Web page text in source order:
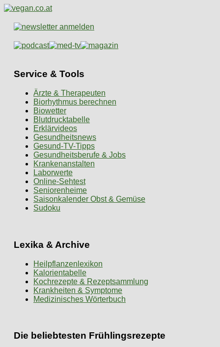
Service & Tools
Ärzte & Therapeuten
Biorhythmus berechnen
Biowetter
Blutdrucktabelle
Erklärvideos
Gesundheitsnews
Gesund-TV-Tipps
Gesundheitsberufe & Jobs
Krankenanstalten
Laborwerte
Online-Sehtest
Seniorenheime
Saisonkalender Obst & Gemüse
Sudoku
Lexika & Archive
Heilpflanzenlexikon
Kalorientabelle
Kochrezepte & Rezeptsammlung
Krankheiten & Symptome
Medizinisches Wörterbuch
Die beliebtesten Frühlingsrezepte